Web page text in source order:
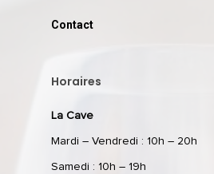
Contact
Horaires
La Cave
Mardi – Vendredi : 10h – 20h
Samedi : 10h – 19h